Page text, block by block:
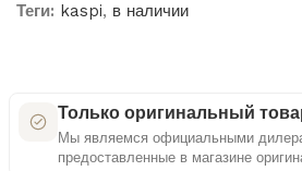
Теги: kaspi, в наличии
Только оригинальный
Мы являемся официальными
предоставленные в магазине